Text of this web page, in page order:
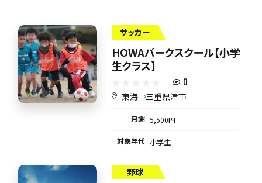
サッカー
HOWAパークスクール【小学
生クラス】
0
東海 三重県津市
月謝 5,500円
対象年代 小学生
野球